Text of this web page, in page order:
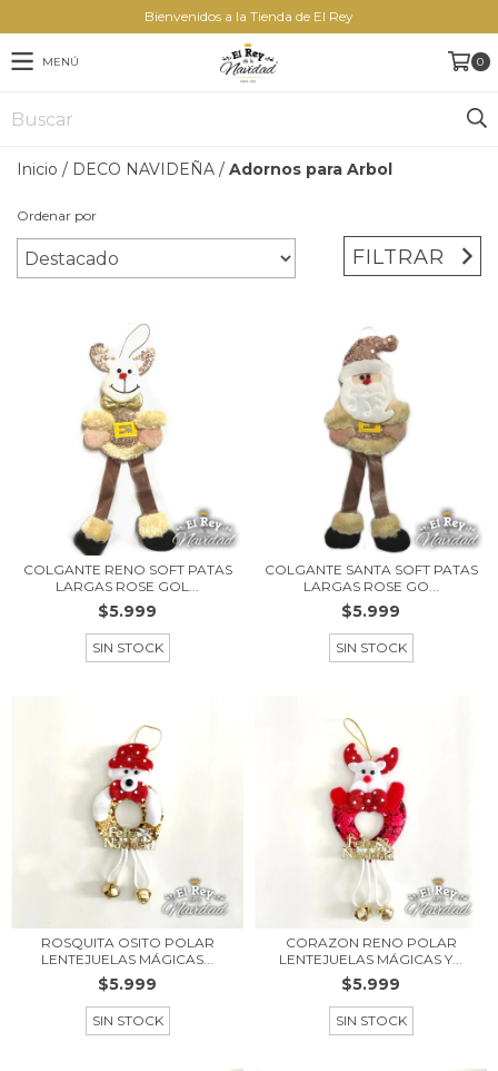
Bienvenidos a la Tienda de El Rey
MENÚ 0
Inicio / DECO NAVIDEÑA / Adornos para Arbol
Ordenar por
FILTRAR
COLGANTE RENO SOFT PATAS
LARGAS ROSE GOL...
$5.999
SIN STOCK
COLGANTE SANTA SOFT PATAS
LARGAS ROSE GO...
$5.999
SIN STOCK
ROSQUITA OSITO POLAR
LENTEJUELAS MÁGICAS...
$5.999
SIN STOCK
CORAZON RENO POLAR
LENTEJUELAS MÁGICAS Y...
$5.999
SIN STOCK